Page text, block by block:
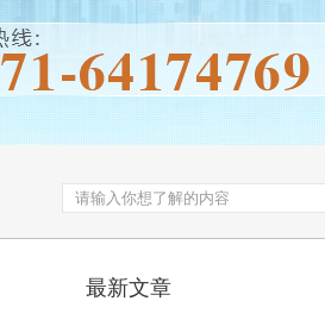
最新文章